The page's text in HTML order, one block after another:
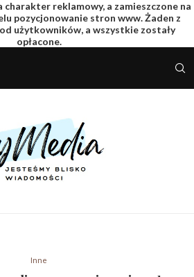
charakter reklamowy, a zamieszczone na
pozycjonowanie stron www. Żaden z
użytkowników, a wszystkie zostały
opłacone.
Inne